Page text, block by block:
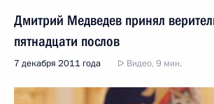
Дмитрий Медведев принял
пятнадцати послов
7 декабря 2011 года Видео, 9 мин.